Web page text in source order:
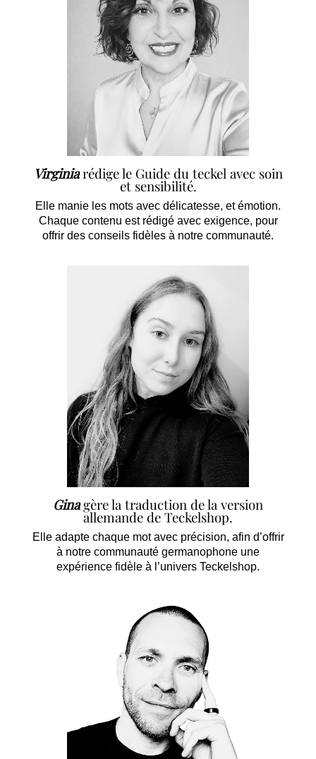
Virginiarédige le Guide du teckel avec soin
et sensibilité.
Elle manie les mots avec délicatesse, et émotion.
Chaque contenu est rédigé avec exigence, pour
offrir des conseils fidèles à notre communauté.
Ginagère la traduction de la version
allemande de Teckelshop.
Elle adapte chaque mot avec précision, afin d’offrir
à notre communauté germanophone une
expérience fidèle à l’univers Teckelshop.